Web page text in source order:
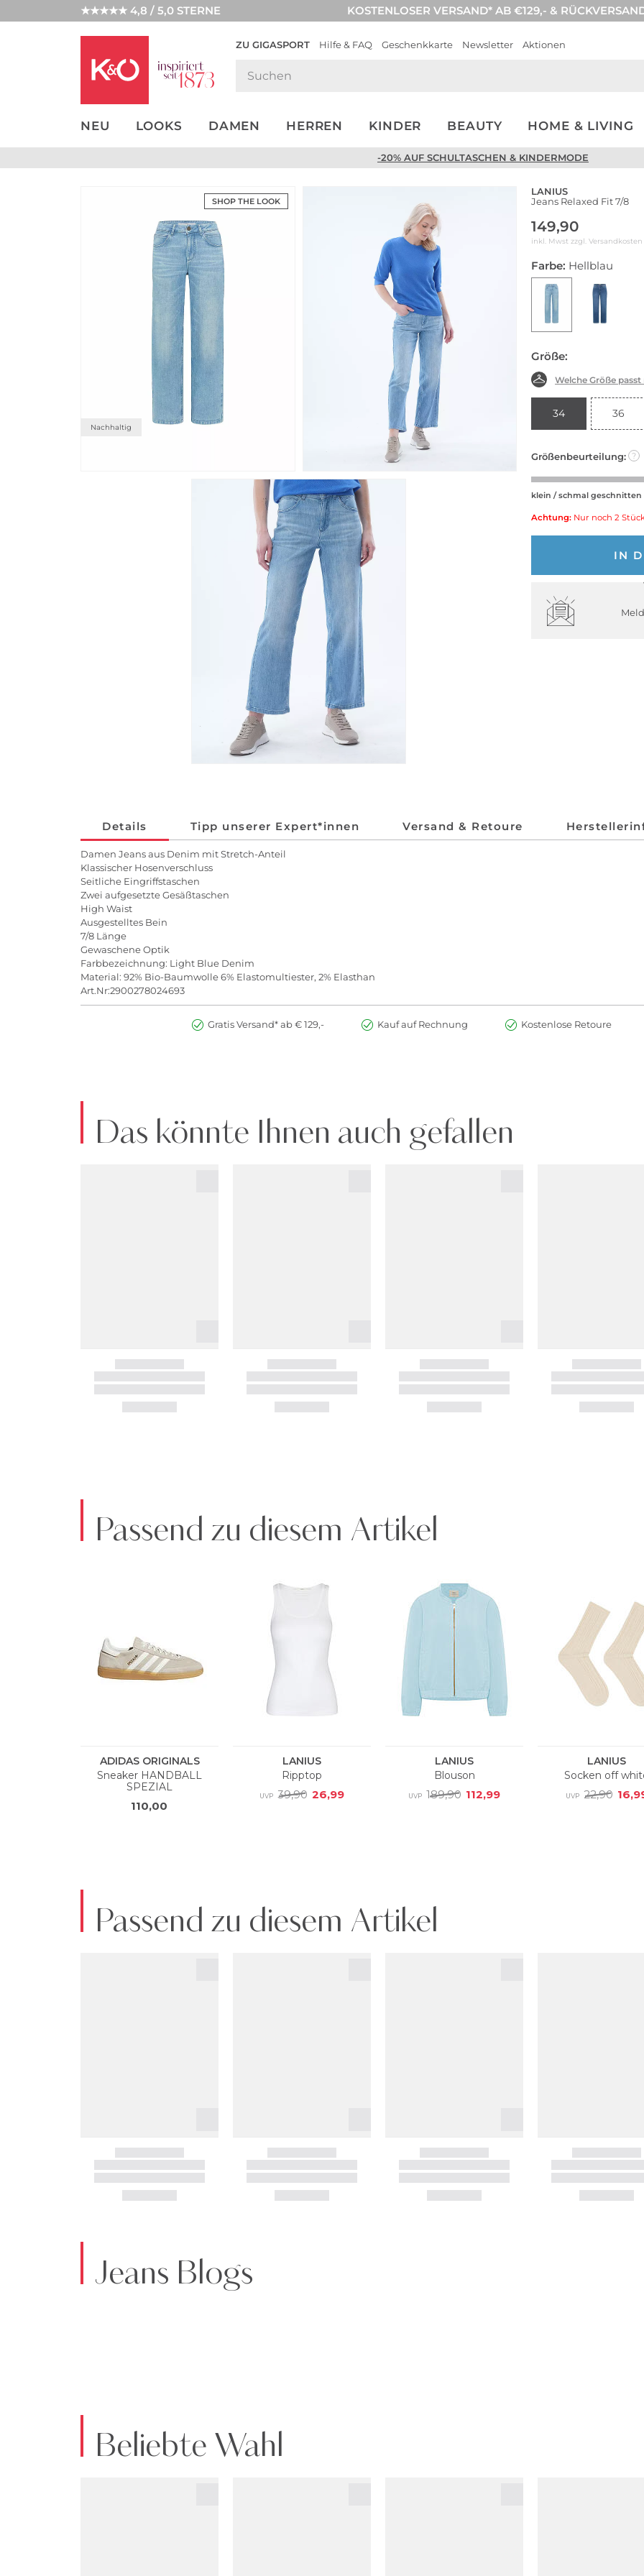
★★★★★ 4,8 / 5,0 STERNE KOSTENLOSER VERSAND* AB €129,- &
ZU GIGASPORT Hilfe & FAQ Geschenkkarte Newsletter Aktionen
NEU LOOKS DAMEN HERREN KINDER BEAUTY HOME & LIVING
NEW IN
WEDDING
-20% AUF SCHULTASCHEN & KINDERMODE
SHOP THE LOOK
Nachhaltig
LANIUS
Jeans Relaxed Fit 7/8
149,90
inkl. Mwst zzgl. Versandkosten
Farbe: Hellblau
Größe:
Welche Größe passt
34 36
Größenbeurteilung: ?
klein / schmal geschnitten
Achtung: Nur noch 2
IN
Details Tipp unserer Expert*innen Versand & Retoure
Damen Jeans aus Denim mit Stretch-Anteil
Klassischer Hosenverschluss
Seitliche Eingriffstaschen
Zwei aufgesetzte Gesäßtaschen
High Waist
Ausgestelltes Bein
7/8 Länge
Gewaschene Optik
Farbbezeichnung: Light Blue Denim
Material: 92% Bio-Baumwolle 6% Elastomultiester, 2% Elasthan
Art.Nr:2900278024693
Gratis Versand* ab € 129,- Kauf auf Rechnung Kostenlose Retoure
Das könnte Ihnen auch gefallen
Passend zu diesem Artikel
Passend zu diesem Artikel
Jeans Blogs
Beliebte Wahl